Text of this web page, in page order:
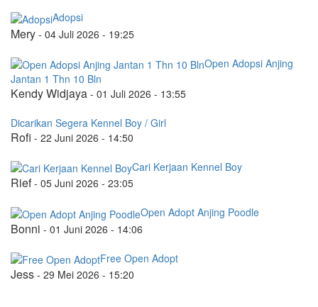
Adopsi
Mery - 04 Juli 2026 - 19:25
Open Adopsi Anjing
Jantan 1 Thn 10 Bln
Kendy Widjaya - 01 Juli 2026 - 13:55
Dicarikan Segera Kennel Boy / Girl
Rofi - 22 Juni 2026 - 14:50
Cari Kerjaan Kennel Boy
Rief- 05 Juni 2026 - 23:05
Open Adopt Anjing Poodle
Bonni - 01 Juni 2026 - 14:06
Free Open Adopt
Jess - 29 Mei 2026 - 15:20